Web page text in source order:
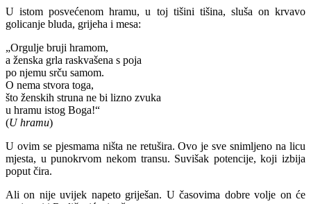
U istom posvećenom hramu, u toj tišini tišina, sluša on krvavo
golicanje bluda, grijeha i mesa:
„Orgulje bruji hramom,
a ženska grla raskvašena s poja
po njemu srču samom.
O nema stvora toga,
što ženskih struna ne bi lizno zvuka
u hramu istog Boga!“
(U hramu)
U ovim se pjesmama ništa ne retušira. Ovo je sve snimljeno na licu
mjesta, u punokrvom nekom transu. Suvišak potencije, koji izbija
poput čira.
Ali on nije uvijek napeto griješan. U časovima dobre volje on će